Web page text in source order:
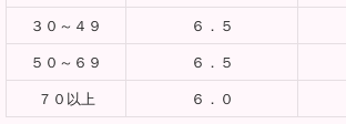
３０～４９ ６．５
５０～６９ ６．５
７０以上 ６．０